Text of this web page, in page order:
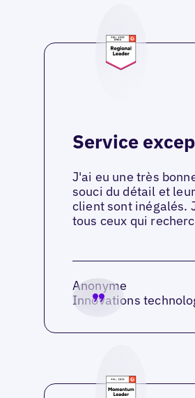
Service
J'ai eu une très
souci du détail et
client sont inégalés.
tous ceux qui
Anonyme
Innovations